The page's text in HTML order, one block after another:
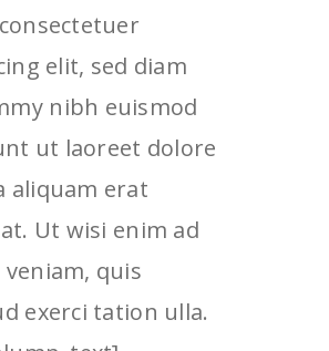
elit, sed diam
nibh euismod
ut laoreet dolore
aliquam erat
Ut wisi enim ad
quis
exerci tation ulla.